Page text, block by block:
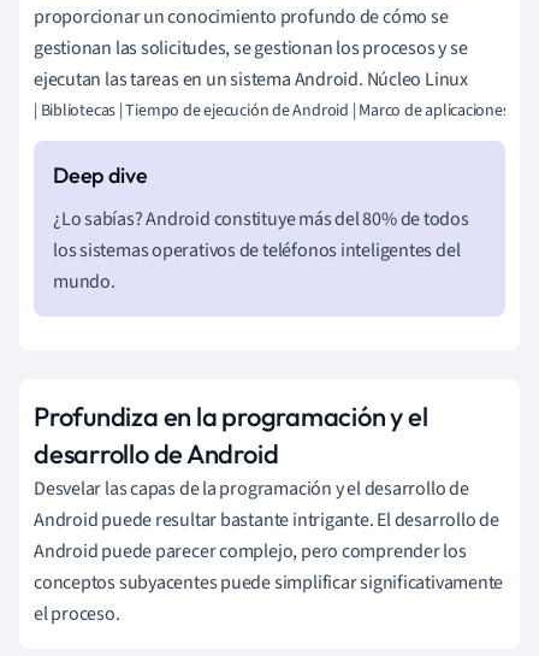
proporcionar un conocimiento profundo de cómo se
gestionan las solicitudes, se gestionan los procesos y se
ejecutan las tareas en un sistema Android. Núcleo Linux
| Bibliotecas | Tiempo de ejecución de Android | Marco de aplicaciones |
¿Lo sabías? Android constituye más del 80% de todos
los sistemas operativos de teléfonos inteligentes del
mundo.
Profundiza en la programación y el
desarrollo de Android
Desvelar las capas de la programación y el desarrollo de
Android puede resultar bastante intrigante. El desarrollo de
Android puede parecer complejo, pero comprender los
conceptos subyacentes puede simplificar significativamente
el proceso.